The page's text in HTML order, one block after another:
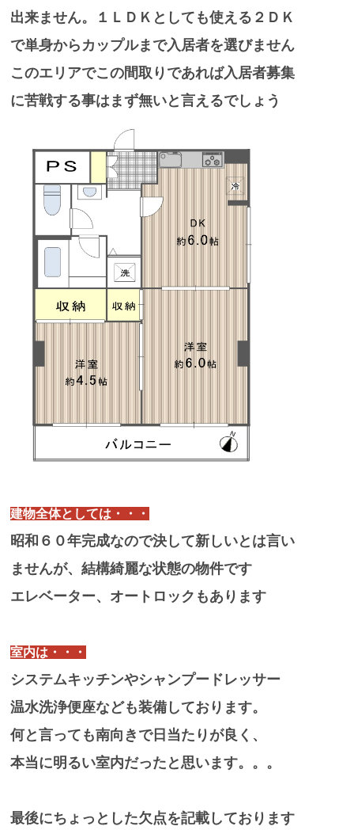
出来ません。１ＬＤＫとしても使える２ＤＫ
で単身からカップルまで入居者を選びません
このエリアでこの間取りであれば入居者募集
に苦戦する事はまず無いと言えるでしょう
建物全体としては・・・
昭和６０年完成なので決して新しいとは言い
ませんが、結構綺麗な状態の物件です
エレベーター、オートロックもあります
室内は・・・
システムキッチンやシャンプードレッサー
温水洗浄便座なども装備しております。
何と言っても南向きで日当たりが良く、
本当に明るい室内だったと思います。。。
最後にちょっとした欠点を記載しております